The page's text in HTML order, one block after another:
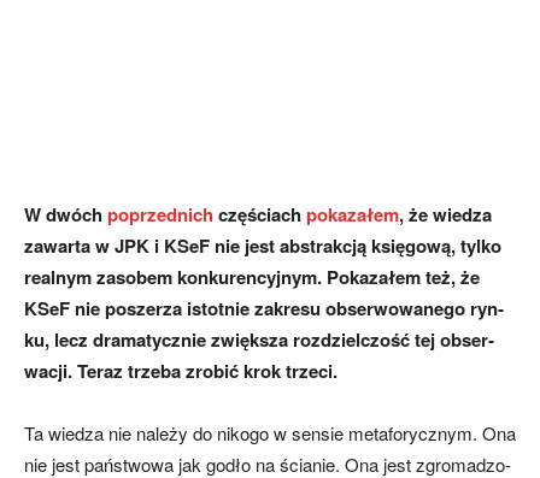
W dwó­chpo­przed­ni­ch czę­ścia­chpo­ka­za­łem, że wie­dza
za­war­ta w JPK i KSeF nie je­st abs­trak­cją księ­go­wą, tyl­ko
re­al­nym za­so­bem kon­ku­ren­cyj­nym. Po­ka­za­łem też, że
KSeF nie po­sze­rza istot­nie za­kre­su ob­ser­wo­wa­ne­go ryn­
ku, le­cz dra­ma­tycz­nie zwięk­sza roz­dziel­czo­ść tej ob­ser­
wa­cji. Te­raz trze­ba zro­bić krok trze­ci.
Ta wie­dza nie na­le­ży do ni­ko­go w sen­sie me­ta­fo­rycz­nym. Ona
nie je­st pań­stwo­wa jak go­dło na ścia­nie. Ona je­st zgro­ma­dzo­